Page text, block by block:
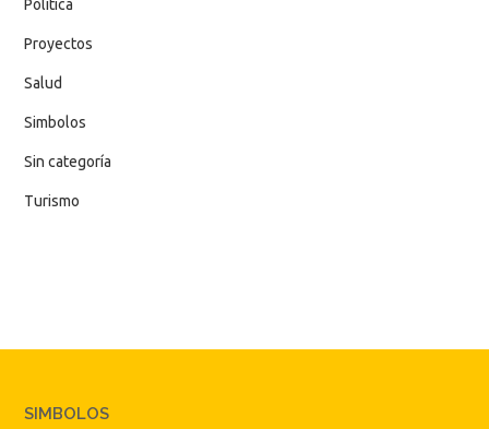
Política
Proyectos
Salud
Simbolos
Sin categoría
Turismo
SIMBOLOS